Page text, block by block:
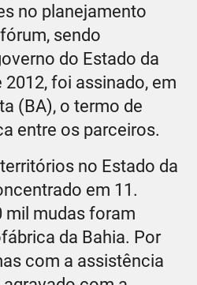
no planejamento
sendo
do Estado da
2012, foi assinado, em
(BA), o termo de
entre os parceiros.
no Estado da
em 11.
mil mudas foram
da Bahia. Por
com a assistência